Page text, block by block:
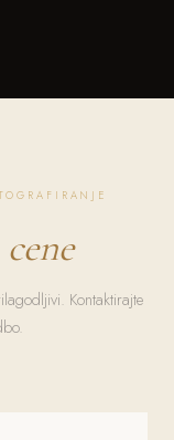
cene
Kontaktirajte